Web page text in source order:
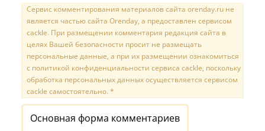
Сервис комментирования материалов сайта orenday.ru не
является частью сайта Orenday, а предоставлен сервисом
cackle. При размещении комментария редакция сайта в
целях Вашей безопасности просит не размещать
персональные данные, а при их размещении ознакомиться
с политикой конфиденциальности сервиса cackle, поскольку
обработка персональных данных осуществляется сервисом
cackle самостоятельно. *
Основная форма комментариев